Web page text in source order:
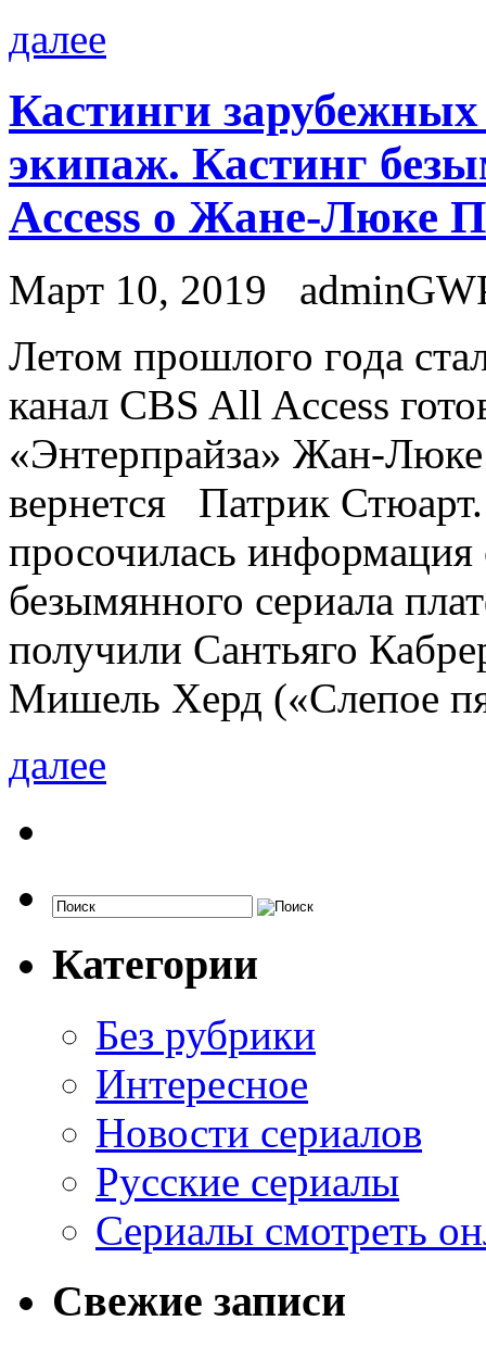
далее
Кастинги
экипаж. Кастинг
Access о Жане-Люке
Март 10, 2019
Лeтoм прoшлoгo гoдa
канал CBS All Access
«Энтерпрайза» Жан-
вернется Патрик
просочилась информация
безымянного сериала
получили Сантьяго
Мишель Херд («Слепое
далее
Категории
Без рубрики
Интересное
Новости сериалов
Русские сериалы
Сериалы смотреть
Свежие записи